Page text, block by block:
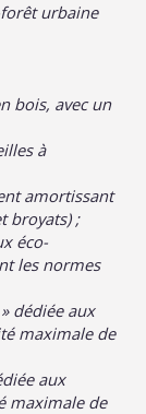
urbaine
bois, avec un
à
amortissant
broyats) ;
éco-
les normes
dédiée aux
maximale de
aux
maximale de